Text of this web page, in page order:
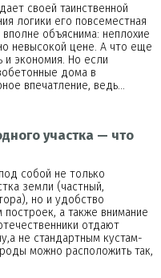
своей таинственной
логики его повсеместная
объяснима: неплохие
невысокой цене. А что еще
экономия. Но если
дома в
впечатление, ведь…
участка — что
собой не только
земли (частный,
но и удобство
а также внимание
отдают
не стандартным кустам-
можно расположить так,